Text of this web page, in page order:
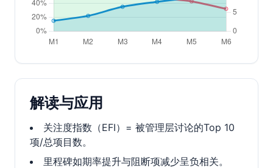
解读与应用
关注度指数（EFI）= 被管理层讨论的Top 10
项/总项目数。
里程碑如期率提升与阻断项减少呈负相关。